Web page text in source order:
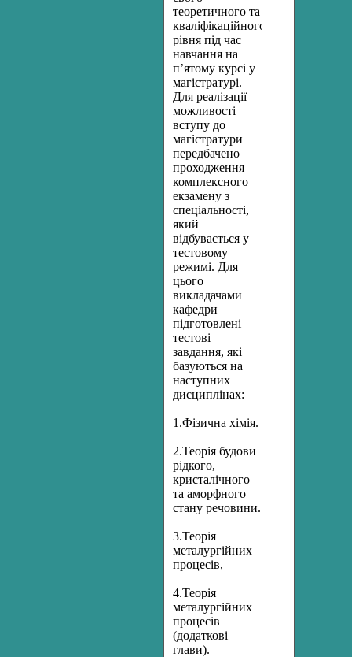
теоретичного та
кваліфікаційного
рівня під час
навчання на
п’ятому курсі у
магістратурі.
Для реалізації
можливості
вступу до
магістратури
передбачено
проходження
комплексного
екзамену з
спеціальності,
який
відбувається у
тестовому
режимі. Для
цього
викладачами
кафедри
підготовлені
тестові
завдання, які
базуються на
наступних
дисциплінах:
1.Фізична хімія.
2.Теорія будови
рідкого,
кристалічного
та аморфного
стану речовини.
3.Теорія
металургійних
процесів,
4.Теорія
металургійних
процесів
(додаткові
глави).